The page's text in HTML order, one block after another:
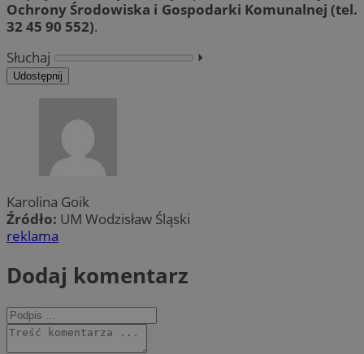
Ochrony Środowiska i Gospodarki Komunalnej (tel.
32 45 90 552).
Słuchaj
⏵︎
Udostępnij
Karolina Goik
Źródło: UM Wodzisław Śląski
reklama
Dodaj komentarz